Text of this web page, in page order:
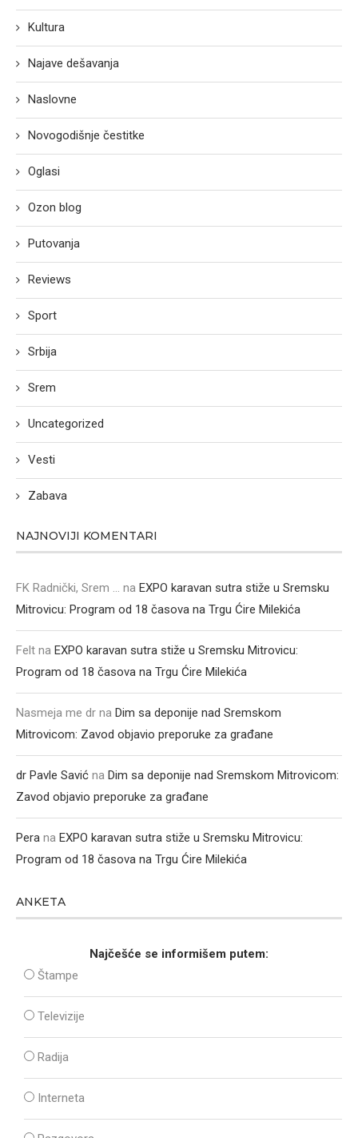
Kultura
Najave dešavanja
Naslovne
Novogodišnje čestitke
Oglasi
Ozon blog
Putovanja
Reviews
Sport
Srbija
Srem
Uncategorized
Vesti
Zabava
NAJNOVIJI KOMENTARI
FK Radnički, Srem ... na EXPO karavan sutra stiže u Sremsku
Mitrovicu: Program od 18 časova na Trgu Ćire Milekića
Felt na EXPO karavan sutra stiže u Sremsku Mitrovicu:
Program od 18 časova na Trgu Ćire Milekića
Nasmeja me dr na Dim sa deponije nad Sremskom
Mitrovicom: Zavod objavio preporuke za građane
dr Pavle Savić na Dim sa deponije nad Sremskom Mitrovicom:
Zavod objavio preporuke za građane
Pera na EXPO karavan sutra stiže u Sremsku Mitrovicu:
Program od 18 časova na Trgu Ćire Milekića
ANKETA
Najčešće se informišem putem:
Štampe
Televizije
Radija
Interneta